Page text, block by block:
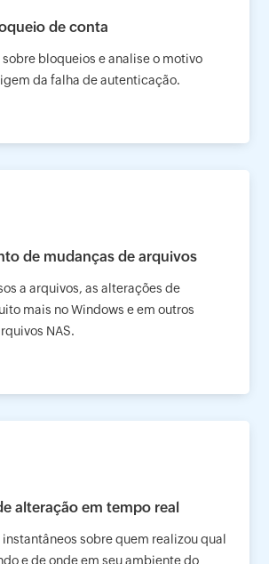
de conta
bloqueios e analise o motivo
da falha de autenticação.
de mudanças de arquivos
a arquivos, as alterações de
mais no Windows e em outros
NAS.
alteração em tempo real
sobre quem realizou qual
e de onde em seu ambiente do